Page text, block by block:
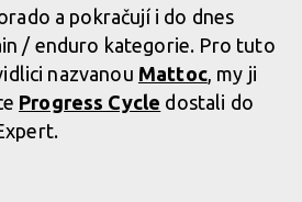
a pokračují i do dnes
/ enduro kategorie. Pro tuto
nazvanou Mattoc, my ji
Progress Cycle dostali do